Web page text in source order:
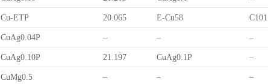
Cu-ETP 20.065 E-Cu58 C101
CuAg0.04P – – –
CuAg0.10P 21.197 CuAg0.1P –
CuMg0.5 – – –